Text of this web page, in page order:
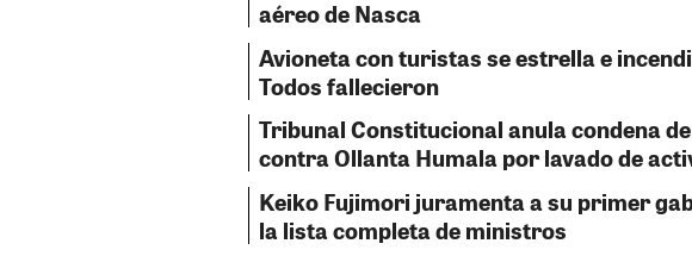
aéreo de Nasca
Avioneta con turistas se estrella e
Todos fallecieron
Tribunal Constitucional anula condena de
contra Ollanta Humala por lavado de
Keiko Fujimori juramenta a su primer
la lista completa de ministros